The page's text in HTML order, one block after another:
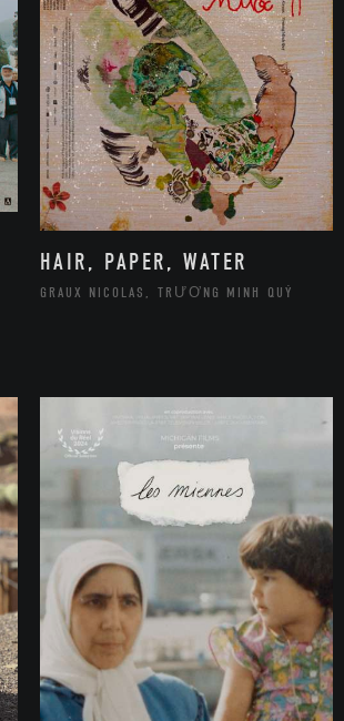
HAIR, PAPER, WATER
GRAUX NICOLAS, TRƯƠNG MINH QUÝ